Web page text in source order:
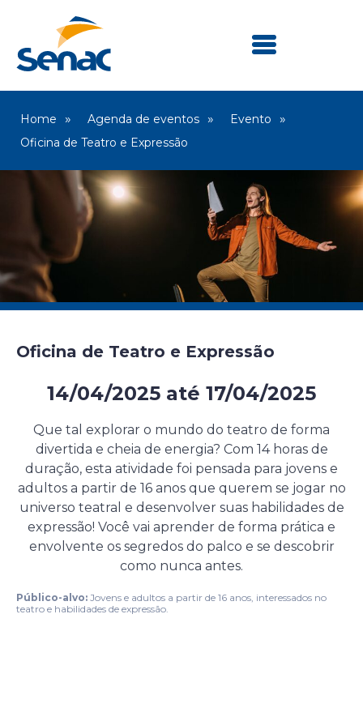
Home Agenda de eventos
Evento
Oficina de Teatro e Expressão
Oficina de Teatro e Expressão
14/04/2025 até 17/04/2025
Que tal explorar o mundo do teatro de forma
divertida e cheia de energia? Com 14 horas de
duração, esta atividade foi pensada para jovens e
adultos a partir de 16 anos que querem se jogar no
universo teatral e desenvolver suas habilidades de
expressão! Você vai aprender de forma prática e
envolvente os segredos do palco e se descobrir
como nunca antes.
Público-alvo: Jovens e adultos a partir de 16 anos, interessados no
teatro e habilidades de expressão.